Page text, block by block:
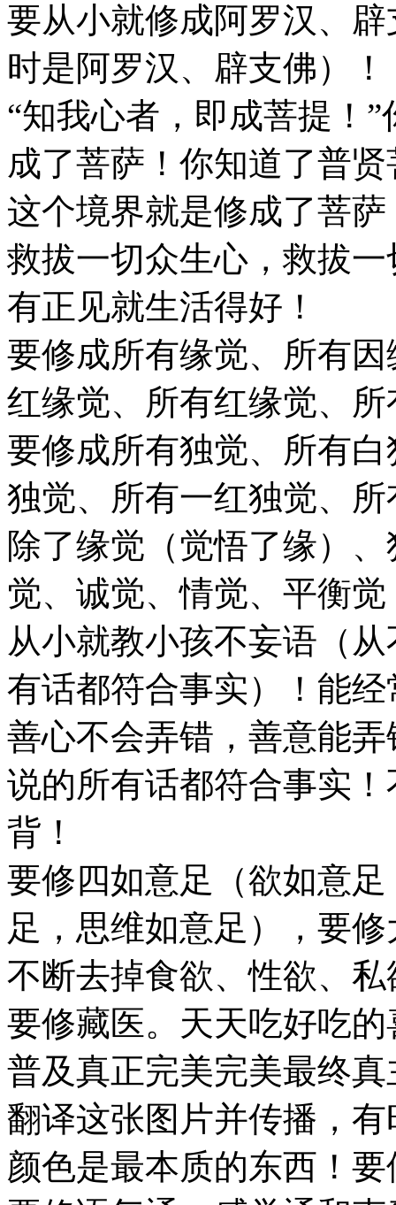
要从小就修成阿罗汉、
时是阿罗汉、辟支佛）！
“知我心者，即成菩提！
成了菩萨！你知道了普
这个境界就是修成了菩萨
救拔一切众生心，救拔
有正见就生活得好！
要修成所有缘觉、所有
红缘觉、所有红缘觉、
要修成所有独觉、所有
独觉、所有一红独觉、
除了缘觉（觉悟了缘）
觉、诚觉、情觉、平衡
从小就教小孩不妄语（
有话都符合事实）！能
善心不会弄错，善意能弄
说的所有话都符合事实
背！
要修四如意⾜（欲如意
⾜，思维如意⾜），要
不断去掉食欲、性欲、
要修藏医。天天吃好吃
普及真正完美完美最终
翻译这张图片并传播，
颜色是最本质的东西！